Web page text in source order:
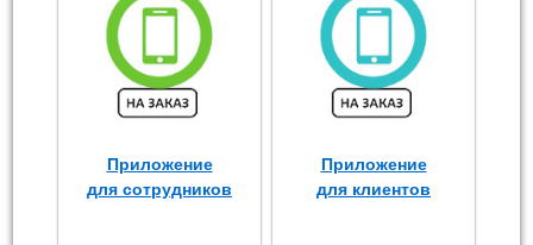
Приложение
для сотрудников
Приложение
для клиентов